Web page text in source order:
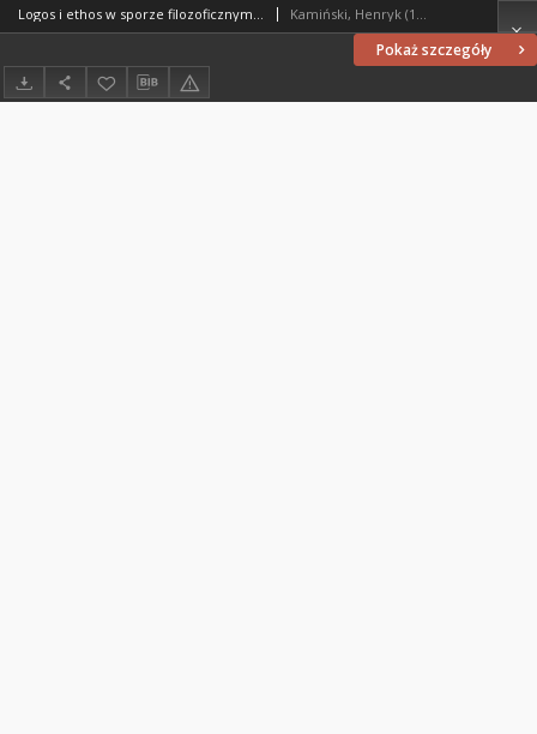
Pokaż szczegóły
Logos i ethos w sporze filozoficznym : [recenzja] Kamiński, Henryk (1941- )